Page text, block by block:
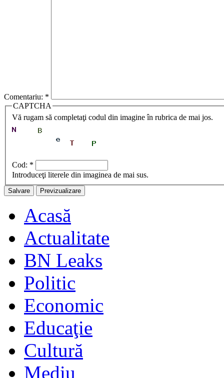
Comentariu: *
CAPTCHA
Vă rugam să completaţi codul din imagine în rubrica de mai jos.
Cod: *
Introduceţi literele din imaginea de mai sus.
Acasă
Actualitate
BN Leaks
Politic
Economic
Educaţie
Cultură
Mediu